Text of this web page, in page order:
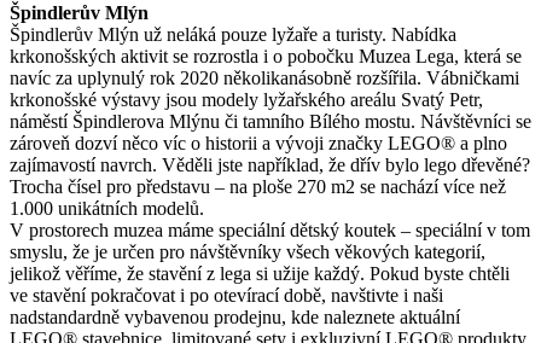
Špindlerův Mlýn
Špindlerův Mlýn už neláká pouze lyžaře a turisty. Nabídka
krkonošských aktivit se rozrostla i o pobočku Muzea Lega, která se
navíc za uplynulý rok 2020 několikanásobně rozšířila. Vábničkami
krkonošské výstavy jsou modely lyžařského areálu Svatý Petr,
náměstí Špindlerova Mlýnu či tamního Bílého mostu. Návštěvníci se
zároveň dozví něco víc o historii a vývoji značky LEGO® a plno
zajímavostí navrch. Věděli jste například, že dřív bylo lego dřevěné?
Trocha čísel pro představu – na ploše 270 m2 se nachází více než
1.000 unikátních modelů.
V prostorech muzea máme speciální dětský koutek – speciální v tom
smyslu, že je určen pro návštěvníky všech věkových kategorií,
jelikož věříme, že stavění z lega si užije každý. Pokud byste chtěli
ve stavění pokračovat i po otevírací době, navštivte i naši
nadstandardně vybavenou prodejnu, kde naleznete aktuální
LEGO® stavebnice, limitované sety i exkluzivní LEGO® produkty,